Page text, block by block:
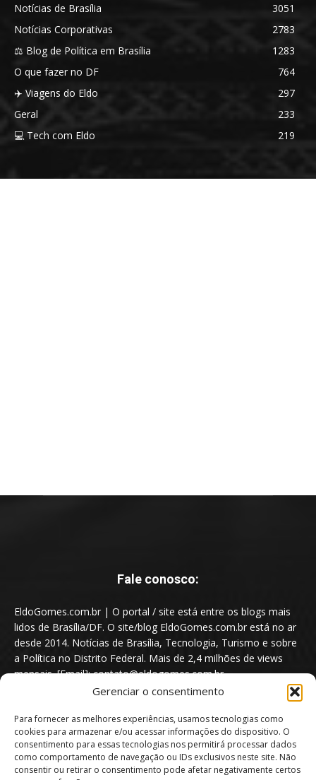
Gerenciar o consentimento
Para fornecer as melhores experiências, usamos tecnologias como
cookies para armazenar e/ou acessar informações do dispositivo. O
consentimento para essas tecnologias nos permitirá processar dados
como comportamento de navegação ou IDs exclusivos neste site. Não
consentir ou retirar o consentimento pode afetar negativamente certos
Notícias de Brasília
3051
Notícias Corporativas
2783
⚖️ Blog de Política em Brasília
1283
O que fazer no DF
764
✈️ Viagens do Eldo
297
Geral
233
💻 Tech com Eldo
219
Fale conosco:
EldoGomes.com.br | O portal / site está entre os blogs mais
lidos de Brasília/DF. O site/blog EldoGomes.com.br está no ar
desde 2014. Notícias de Brasília, Tecnologia, Turismo e sobre
a Política no Distrito Federal. Mais de 2,4 milhões de views
mensais. [Email]: contato@eldogomes.com.br